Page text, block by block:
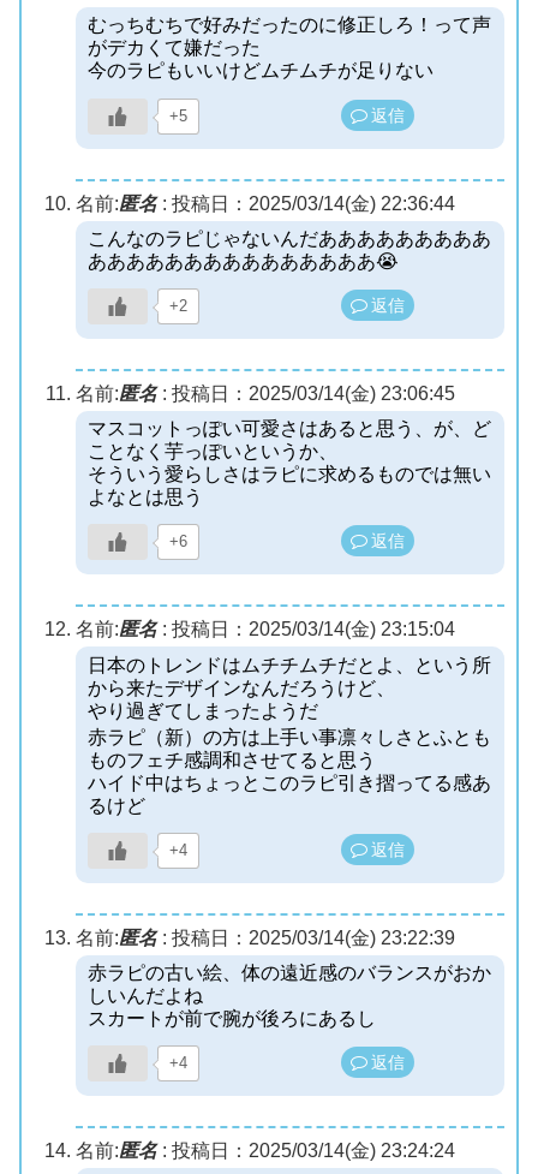
むっちむちで好みだったのに修正しろ！って声
がデカくて嫌だった
今のラピもいいけどムチムチが足りない
+5 返信
名前:匿名: 投稿日：2025/03/14(金) 22:36:44
こんなのラピじゃないんだあああああああああ
あああああああああああああああ😭
+2 返信
名前:匿名: 投稿日：2025/03/14(金) 23:06:45
マスコットっぽい可愛さはあると思う、が、ど
ことなく芋っぽいというか、
そういう愛らしさはラピに求めるものでは無い
よなとは思う
+6 返信
名前:匿名: 投稿日：2025/03/14(金) 23:15:04
日本のトレンドはムチチムチだとよ、という所
から来たデザインなんだろうけど、
やり過ぎてしまったようだ
赤ラピ（新）の方は上手い事凛々しさとふとも
ものフェチ感調和させてると思う
ハイド中はちょっとこのラピ引き摺ってる感あ
るけど
+4 返信
名前:匿名: 投稿日：2025/03/14(金) 23:22:39
赤ラピの古い絵、体の遠近感のバランスがおか
しいんだよね
スカートが前で腕が後ろにあるし
+4 返信
名前:匿名: 投稿日：2025/03/14(金) 23:24:24